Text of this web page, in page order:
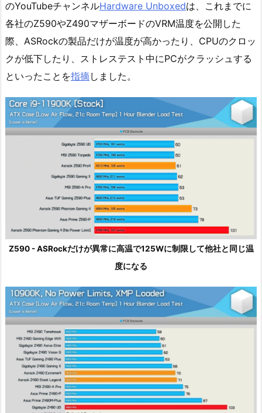
のYouTubeチャンネルHardware Unboxedは、これまでに
各社のZ590やZ490マザーボードのVRM温度を公開した
際、ASRockの製品だけが温度が高かったり、CPUのクロッ
クが低下したり、ストレステスト中にPCがクラッシュする
といったことを指摘しました。
Z590 - ASRockだけが異常に高温で125Wに制限して他社と同じ温
度になる